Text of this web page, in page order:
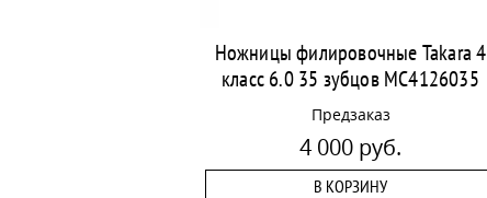
Ножницы филировочные Takara 4
класс 6.0 35 зубцов MC4126035
Предзаказ
4 000 руб.
В КОРЗИНУ